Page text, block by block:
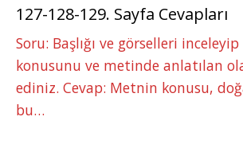
127-128-129. Sayfa Cevapları
Soru: Başlığı ve görselleri
konusunu ve metinde anlatılan
ediniz. Cevap: Metnin konusu,
bu…